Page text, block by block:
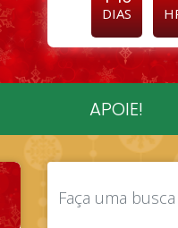
DIAS
APOIE!